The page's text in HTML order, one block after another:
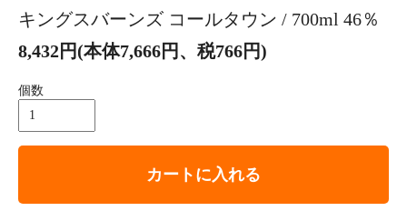
キングスバーンズ コールタウン / 700ml 46％
8,432円(本体7,666円、税766円)
個数
カートに入れる